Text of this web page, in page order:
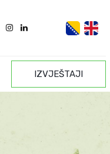
IZVJEŠTAJI